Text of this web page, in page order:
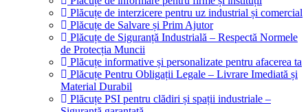
Plăcuțe de interzicere pentru uz industrial și comercial
Plăcuțe de Salvare și Prim Ajutor
Plăcuțe de Siguranță Industrială – Respectă Normele
de Protecția Muncii
Plăcuțe informative și personalizate pentru afacerea ta
Plăcuțe Pentru Obligații Legale – Livrare Imediată și
Material Durabil
Plăcuțe PSI pentru clădiri și spații industriale –